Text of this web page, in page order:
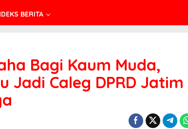
BERITA
Bagi Kaum Muda,
Jadi Caleg DPRD Jatim